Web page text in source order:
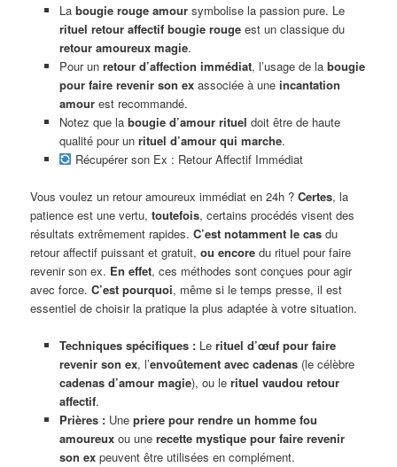
La bougie rouge amoursymbolise la passion pure. Le
rituel retour affectif bougie rougeest un classique du
retour amoureux magie.
Pour un retour d’affection immédiat, l’usage de la bougie
pour faire revenir son exassociée à une incantation
amourest recommandé.
Notez que la bougie d’amour rituel doit être de haute
qualité pour un rituel d’amour qui marche.
Récupérer son Ex : Retour Affectif Immédiat
Vous voulez un retour amoureux immédiat en 24h ?Certes, la
patience est une vertu,toutefois, certains procédés visent des
résultats extrêmement rapides.C’est notamment le cas du
retour affectif puissant et gratuit,ou encore du rituel pour faire
revenir son ex. En effet, ces méthodes sont conçues pour agir
avec force.C’est pourquoi, même si le temps presse, il est
essentiel de choisir la pratique la plus adaptée à votre situation.
Techniques spécifiques :Le rituel d’œuf pour faire
revenir son ex, l’envoûtement avec cadenas(le célèbre
cadenas d’amour magie), ou le rituel vaudou retour
affectif.
Prières :Une priere pour rendre un homme fou
amoureuxou une recette mystique pour faire revenir
son expeuvent être utilisées en complément.